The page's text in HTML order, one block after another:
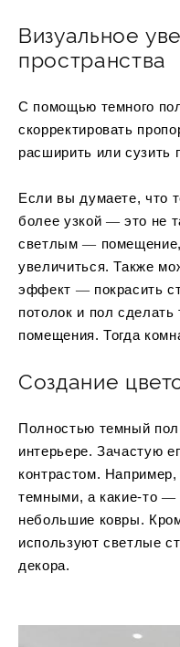
Визуальное
пространства
С помощью темного
скорректировать
расширить или сузить
Если вы думаете, что
более узкой ― это не
светлым ― помещение,
увеличиться. Также
эффект ― покрасить
потолок и пол
помещения. Тогда
Создание
Полностью темный
интерьере. Зачастую
контрастом.
темными, а какие-то
небольшие ковры.
используют светлые
декора.